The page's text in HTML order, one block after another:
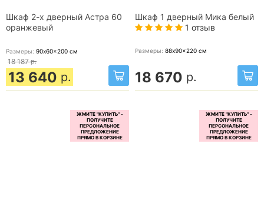
Шкаф 2-х дверный Астра 60
оранжевый
Размеры: 90x60x200 см
18 187 р.
13 640 р.
Шкаф 1 дверный Мика белый
1 отзыв
Размеры: 88x90x220 см
18 670 р.